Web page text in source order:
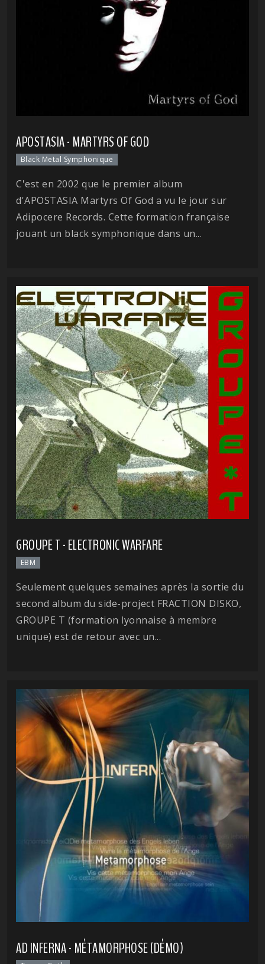
APOSTASIA - MARTYRS OF GOD
Black Metal Symphonique
C'est en 2002 que le premier album
d'APOSTASIA Martyrs Of God a vu le jour sur
Adipocere Records. Cette formation française
jouant un black symphonique dans un...
GROUPE T - ELECTRONIC WARFARE
EBM
Seulement quelques semaines après la sortie du
second album du side-project FRACTION DISKO,
GROUPE T (formation lyonnaise à membre
unique) est de retour avec un...
AD INFERNA - MÉTAMORPHOSE (DÉMO)